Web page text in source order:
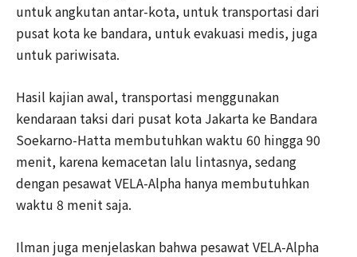
untuk angkutan antar-kota, untuk transportasi dari
pusat kota ke bandara, untuk evakuasi medis, juga
untuk pariwisata.
Hasil kajian awal, transportasi menggunakan
kendaraan taksi dari pusat kota Jakarta ke Bandara
Soekarno-Hatta membutuhkan waktu 60 hingga 90
menit, karena kemacetan lalu lintasnya, sedang
dengan pesawat VELA-Alpha hanya membutuhkan
waktu 8 menit saja.
Ilman juga menjelaskan bahwa pesawat VELA-Alpha